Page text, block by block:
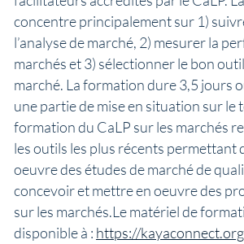
concentre principalement sur 1)
l’analyse de marché, 2) mesurer la
marchés et 3) sélectionner le bon
marché. La formation dure 3,5 jours
une partie de mise en situation sur le
formation du CaLP sur les marchés
les outils les plus récents permettant
oeuvre des études de marché de
concevoir et mettre en oeuvre des
sur les marchés.Le matériel de
disponible à : https://kayaconnect.org